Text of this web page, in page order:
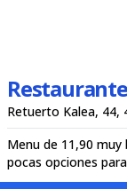
Retuerto Kalea, 44,
Menu de 11,90
pocas opciones